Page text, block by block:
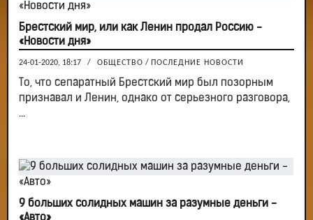
Брестский мир, или как Ленин продал Россию -
«Новости дня»
24-01-2020, 18:17 / ОБЩЕСТВО / ПОСЛЕДНИЕ НОВОСТИ
То, что сепаратный Брестский мир был позорным
признавал и Ленин, однако от серьезного разговора,
...
9 больших солидных машин за разумные деньги -